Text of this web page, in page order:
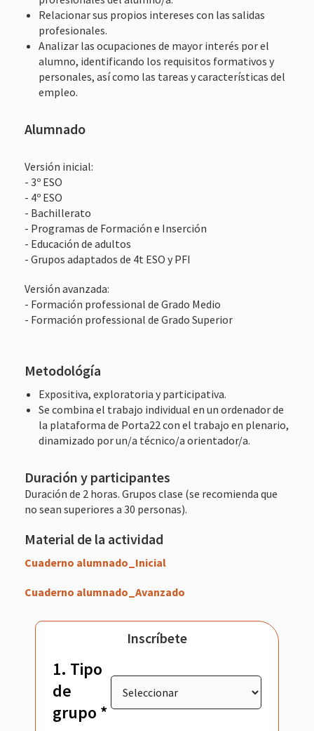
Relacionar sus propios intereses con las salidas
profesionales.
Analizar las ocupaciones de mayor interés por el
alumno, identificando los requisitos formativos y
personales, así como las tareas y características del
empleo.
Alumnado
Versión inicial:
- 3º ESO
- 4º ESO
- Bachillerato
- Programas de Formación e Inserción
- Educación de adultos
- Grupos adaptados de 4t ESO y PFI
Versión avanzada:
- Formación professional de Grado Medio
- Formación professional de Grado Superior
Metodológía
Expositiva, exploratoria y participativa.
Se combina el trabajo individual en un ordenador de
la plataforma de Porta22 con el trabajo en plenario,
dinamizado por un/a técnico/a orientador/a.
Duración y participantes
Duración de 2 horas. Grupos clase (se recomienda que
no sean superiores a 30 personas).
Material de la actividad
Cuaderno alumnado_Inicial
Cuaderno alumnado_Avanzado
Inscríbete
1. Tipo
de
grupo *